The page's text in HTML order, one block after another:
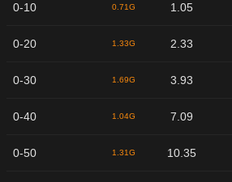
0-10 0.71G 1.05
0-20 1.33G 2.33
0-30 1.69G 3.93
0-40 1.04G 7.09
0-50 1.31G 10.35